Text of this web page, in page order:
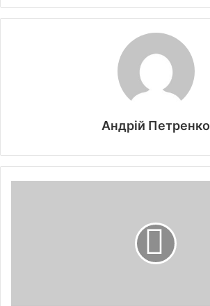
Андрій Петренко